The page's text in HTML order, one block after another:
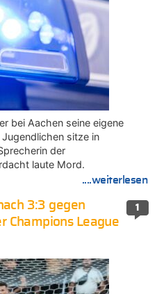
bei Aachen seine eigene
sitze in
der
laute Mord.
....weiterlesen
1
3:3 gegen
Champions League